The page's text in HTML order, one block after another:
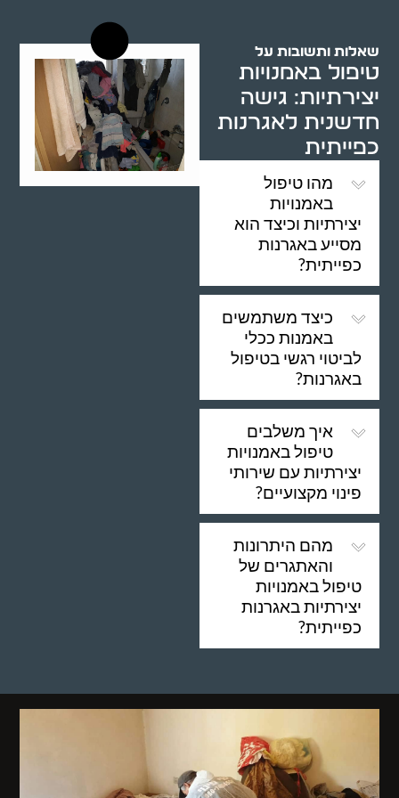
שאלות ותשובות על
טיפול באמנויות
יצירתיות: גישה
חדשנית לאגרנות
כפייתית
מהו טיפול
באמנויות
יצירתיות וכיצד הוא
מסייע באגרנות
כפייתית?
כיצד משתמשים
באמנות ככלי
לביטוי רגשי בטיפול
באגרנות?
איך משלבים
טיפול באמנויות
יצירתיות עם שירותי
פינוי מקצועיים?
מהם היתרונות
והאתגרים של
טיפול באמנויות
יצירתיות באגרנות
כפייתית?